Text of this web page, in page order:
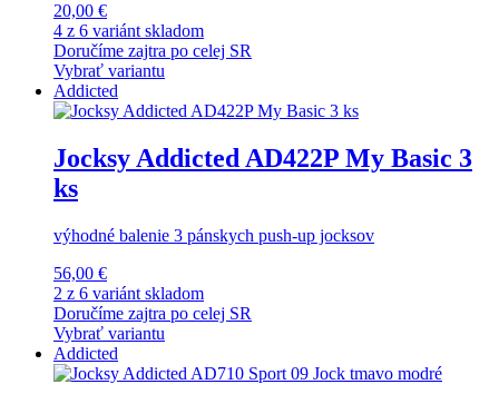
20,00 €
4 z 6 variánt skladom
Doručíme zajtra po celej SR
Vybrať variantu
Addicted
Jocksy Addicted AD422P My Basic 3
ks
výhodné balenie 3 pánskych push-up jocksov
56,00 €
2 z 6 variánt skladom
Doručíme zajtra po celej SR
Vybrať variantu
Addicted